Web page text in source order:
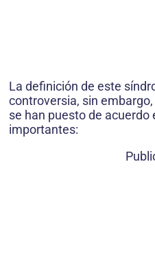
La definición de este
controversia, sin
se han puesto de acuerdo
importantes: